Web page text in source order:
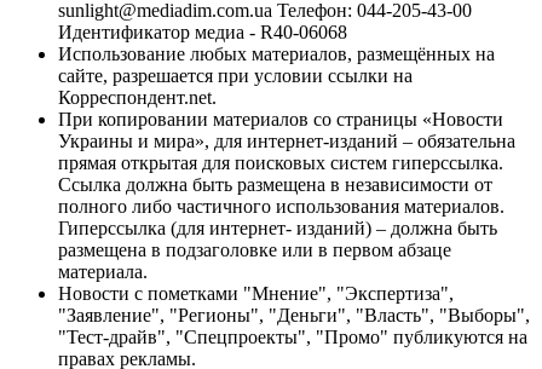
sunlight@mediadim.com.ua Телефон: 044-205-43-00
Идентификатор медиа - R40-06068
Использование любых материалов, размещённых на
сайте, разрешается при условии ссылки на
Корреспондент.net.
При копировании материалов со страницы «Новости
Украины и мира», для интернет-изданий – обязательна
прямая открытая для поисковых систем гиперссылка.
Ссылка должна быть размещена в независимости от
полного либо частичного использования материалов.
Гиперссылка (для интернет- изданий) – должна быть
размещена в подзаголовке или в первом абзаце
материала.
Новости с пометками "Мнение", "Экспертиза",
"Заявление", "Регионы", "Деньги", "Власть", "Выборы",
"Тест-драйв", "Спецпроекты", "Промо" публикуются на
правах рекламы.